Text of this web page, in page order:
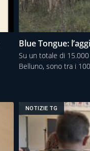
Blue Tongue:
Su un totale di
Belluno, sono tra i
NOTIZIE TG